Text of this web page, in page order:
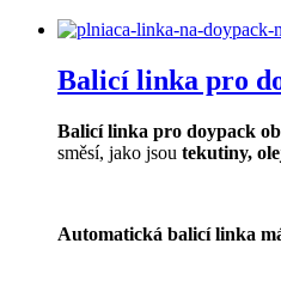
Balicí linka pro
Balicí linka pro doypack
směsí, jako jsou tekutiny,
Automatická balicí linka